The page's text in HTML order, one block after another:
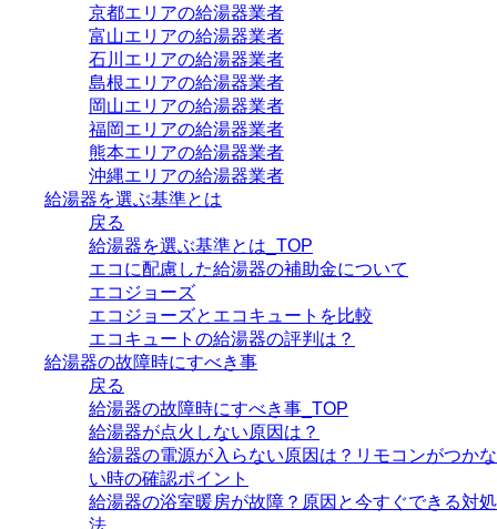
京都エリアの給湯器業者
富山エリアの給湯器業者
石川エリアの給湯器業者
島根エリアの給湯器業者
岡山エリアの給湯器業者
福岡エリアの給湯器業者
熊本エリアの給湯器業者
沖縄エリアの給湯器業者
給湯器を選ぶ基準とは
戻る
給湯器を選ぶ基準とは_TOP
エコに配慮した給湯器の補助金について
エコジョーズ
エコジョーズとエコキュートを比較
エコキュートの給湯器の評判は？
給湯器の故障時にすべき事
戻る
給湯器の故障時にすべき事_TOP
給湯器が点火しない原因は？
給湯器の電源が入らない原因は？リモコンがつかな
い時の確認ポイント
給湯器の浴室暖房が故障？原因と今すぐできる対処
法